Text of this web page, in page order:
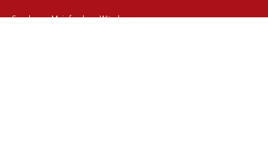
Sparkasse Mainfranken Würzburg